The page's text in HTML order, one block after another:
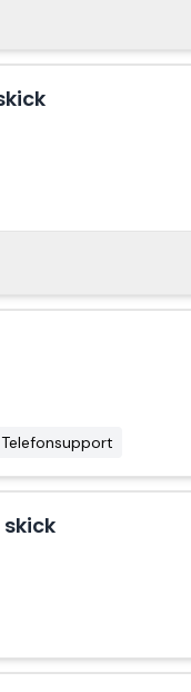
Telefonsupport
skick